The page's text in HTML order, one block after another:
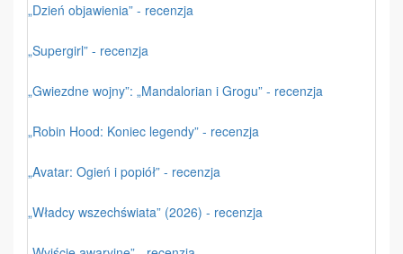
„Dzień objawienia” - recenzja
„Supergirl” - recenzja
„Gwiezdne wojny”: „Mandalorian i Grogu” - recenzja
„Robin Hood: Koniec legendy” - recenzja
„Avatar: Ogień i popiół” - recenzja
„Władcy wszechświata” (2026) - recenzja